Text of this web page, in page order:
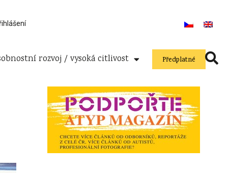
rozvoj / vysoká citlivost Předplatné